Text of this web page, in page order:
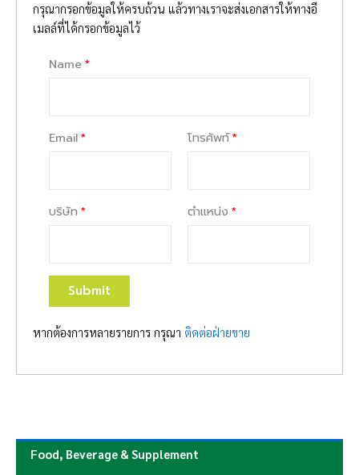
กรุณากรอกข้อมูลให้ครบถ้วน แล้วทางเราจะส่งเอกสารให้ทางอี
เมลล์ที่ได้กรอกข้อมูลไว้
Name
Email โทรศัพท์
บริษัท ตำแหน่ง
Submit
หากต้องการหลายรายการ กรุณา ติดต่อฝ่ายขาย
Food, Beverage & Supplement